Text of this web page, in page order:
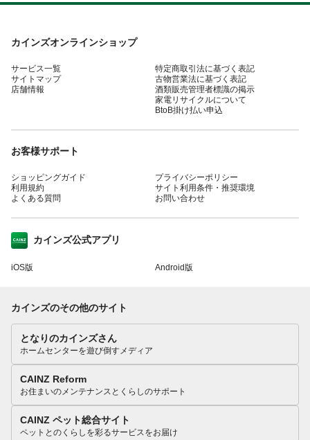
カインズオンラインショップ
サービス一覧
サイトマップ
店舗情報
特定商取引法に基づく表記
古物営業法に基づく表記
酒類販売管理者標識の掲示
家電リサイクルについて
BtoB掛け払い申込
お客様サポート
ショッピングガイド
利用規約
よくある質問
プライバシーポリシー
サイト利用条件・推奨環境
お問い合わせ
カインズ公式アプリ
iOS版 Android版
カインズのその他のサイト
となりのカインズさん
ホームセンターを遊び倒すメディア
CAINZ Reform
お住まいのメンテナンスとくらしのサポート
CAINZ ペット総合サイト
ペットとのくらしを彩るサービスをお届け